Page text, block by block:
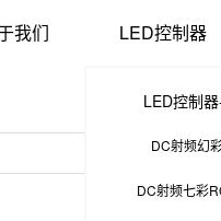
我们 LED控制器
LED控制
DC射频幻
DC射频七彩